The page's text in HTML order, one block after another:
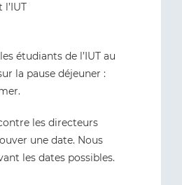
étudiants de l’IUT au
la pause déjeuner :
les directeurs
une date. Nous
les dates possibles.